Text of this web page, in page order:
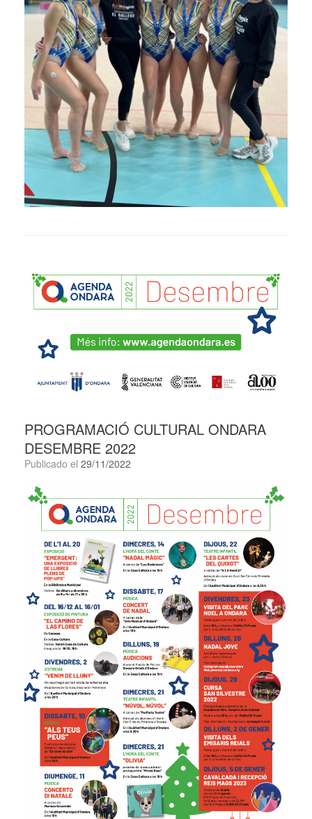
PROGRAMACIÓ CULTURAL ONDARA
DESEMBRE 2022
Publicado el 29/11/2022